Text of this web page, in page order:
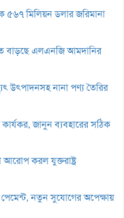
৫৬৭ মিলিয়ন ডলার জরিমানা
বাড়ছে এলএনজি আমদানির
উৎপাদনসহ নানা পণ্য তৈরির
জানুন ব্যবহারের সঠিক
আরোপ করল যুক্তরাষ্ট্র
নতুন সুযোগের অপেক্ষায়